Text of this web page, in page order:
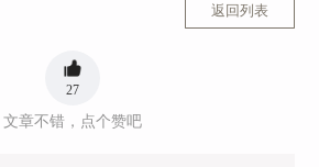
返回列表
27
文章不错，点个赞吧